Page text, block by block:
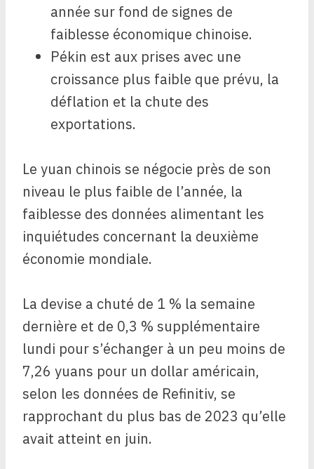
année sur fond de signes de
faiblesse économique chinoise.
Pékin est aux prises avec une
croissance plus faible que prévu, la
déflation et la chute des
exportations.
Le yuan chinois se négocie près de son
niveau le plus faible de l’année, la
faiblesse des données alimentant les
inquiétudes concernant la deuxième
économie mondiale.
La devise a chuté de 1 % la semaine
dernière et de 0,3 % supplémentaire
lundi pour s’échanger à un peu moins de
7,26 yuans pour un dollar américain,
selon les données de Refinitiv, se
rapprochant du plus bas de 2023 qu’elle
avait atteint en juin.